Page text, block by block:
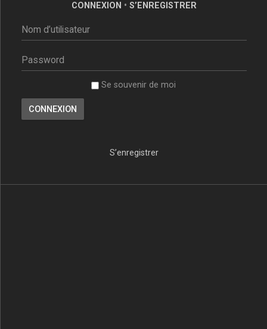
CONNEXION • S’ENREGISTRER
Se souvenir de moi
S’enregistrer